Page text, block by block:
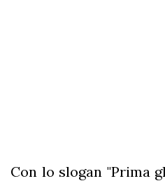
Con lo slogan "Prima